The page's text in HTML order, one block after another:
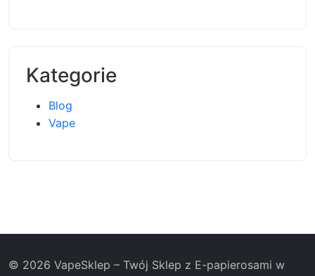
Kategorie
Blog
Vape
© 2026 VapeSklep – Twój Sklep z E-papierosami w